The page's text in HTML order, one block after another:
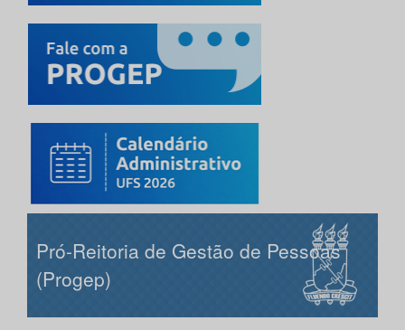
Pró-Reitoria de Gestão de Pessoas
(Progep)